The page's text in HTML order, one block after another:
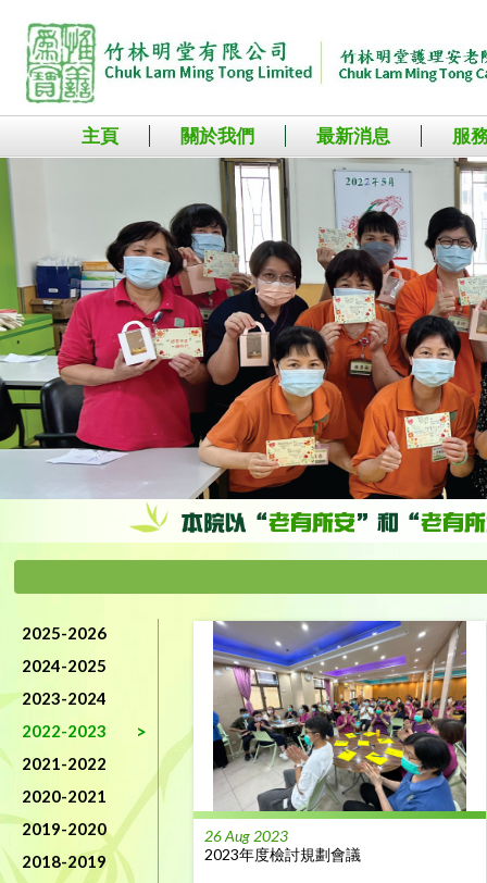
主頁 關於我們 最新消息 服
2025-2026
2024-2025
2023-2024
2022-2023
2021-2022
2020-2021
2019-2020
2018-2019
26 Aug 2023
2023年度檢討規劃會議